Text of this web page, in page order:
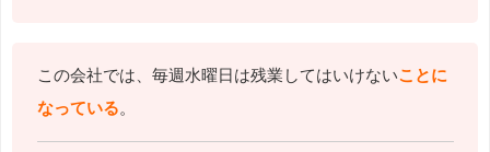
この会社では、毎週水曜日は残業してはいけないことに
なっている。